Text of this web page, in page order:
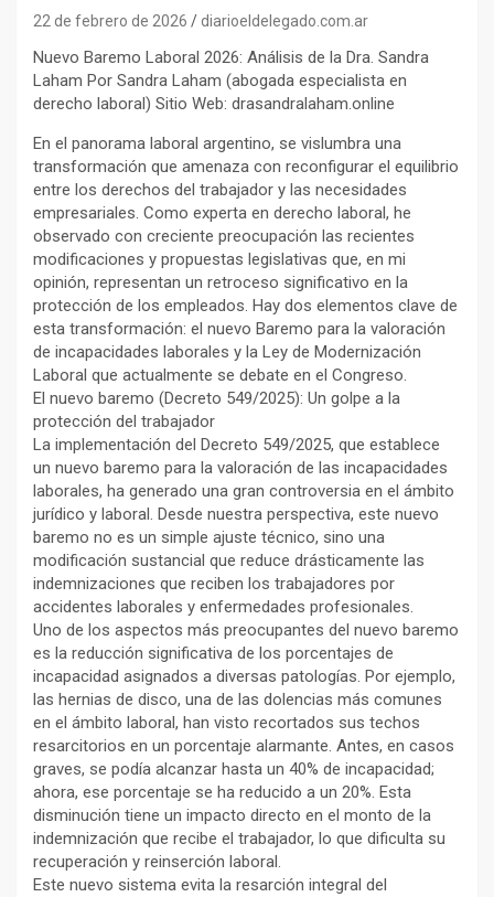
22 de febrero de 2026 diarioeldelegado.com.ar
Nuevo Baremo Laboral 2026: Análisis de la Dra. Sandra
Laham Por Sandra Laham (abogada especialista en
derecho laboral) Sitio Web: drasandralaham.online
En el panorama laboral argentino, se vislumbra una
transformación que amenaza con reconfigurar el equilibrio
entre los derechos del trabajador y las necesidades
empresariales. Como experta en derecho laboral, he
observado con creciente preocupación las recientes
modificaciones y propuestas legislativas que, en mi
opinión, representan un retroceso significativo en la
protección de los empleados. Hay dos elementos clave de
esta transformación: el nuevo Baremo para la valoración
de incapacidades laborales y la Ley de Modernización
Laboral que actualmente se debate en el Congreso.
El nuevo baremo (Decreto 549/2025): Un golpe a la
protección del trabajador
La implementación del Decreto 549/2025, que establece
un nuevo baremo para la valoración de las incapacidades
laborales, ha generado una gran controversia en el ámbito
jurídico y laboral. Desde nuestra perspectiva, este nuevo
baremo no es un simple ajuste técnico, sino una
modificación sustancial que reduce drásticamente las
indemnizaciones que reciben los trabajadores por
accidentes laborales y enfermedades profesionales.
Uno de los aspectos más preocupantes del nuevo baremo
es la reducción significativa de los porcentajes de
incapacidad asignados a diversas patologías. Por ejemplo,
las hernias de disco, una de las dolencias más comunes
en el ámbito laboral, han visto recortados sus techos
resarcitorios en un porcentaje alarmante. Antes, en casos
graves, se podía alcanzar hasta un 40% de incapacidad;
ahora, ese porcentaje se ha reducido a un 20%. Esta
disminución tiene un impacto directo en el monto de la
indemnización que recibe el trabajador, lo que dificulta su
recuperación y reinserción laboral.
Este nuevo sistema evita la resarción integral del